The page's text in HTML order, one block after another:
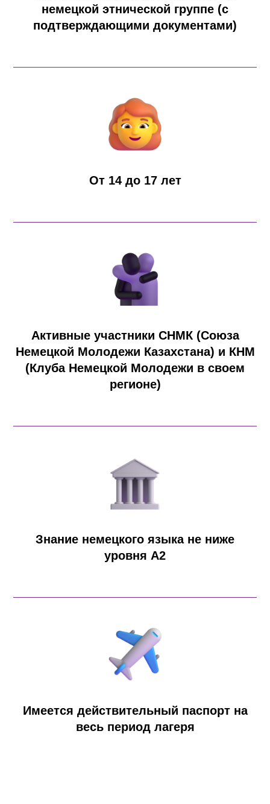
немецкой этнической группе (с
подтверждающими документами)
От 14 до 17 лет
Активные участники СНМК (Союза
Немецкой Молодежи Казахстана) и КНМ
(Клуба Немецкой Молодежи в своем
регионе)
Знание немецкого языка не ниже
уровня А2
Имеется действительный паспорт на
весь период лагеря